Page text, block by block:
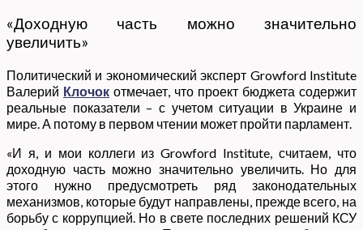
«Доходную часть можно значительно
увеличить»
Политический и экономический эксперт Growford Institute
Валерий Клочок отмечает, что проект бюджета содержит
реальные показатели – с учетом ситуации в Украине и
мире. А потому в первом чтении может пройти парламент.
«И я, и мои коллеги из Growford Institute, считаем, что
доходную часть можно значительно увеличить. Но для
этого нужно предусмотреть ряд законодательных
механизмов, которые будут направлены, прежде всего, на
борьбу с коррупцией. Но в свете последних решений КСУ